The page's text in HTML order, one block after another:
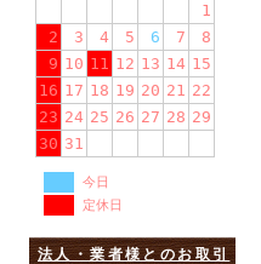
1
2
3 4 5 6 7
8
9 10 11 12 13 14 15
16 17 18 19 20 21 22
23 24 25 26 27 28 29
30 31
今日
定休日
法人・業者様とのお取引